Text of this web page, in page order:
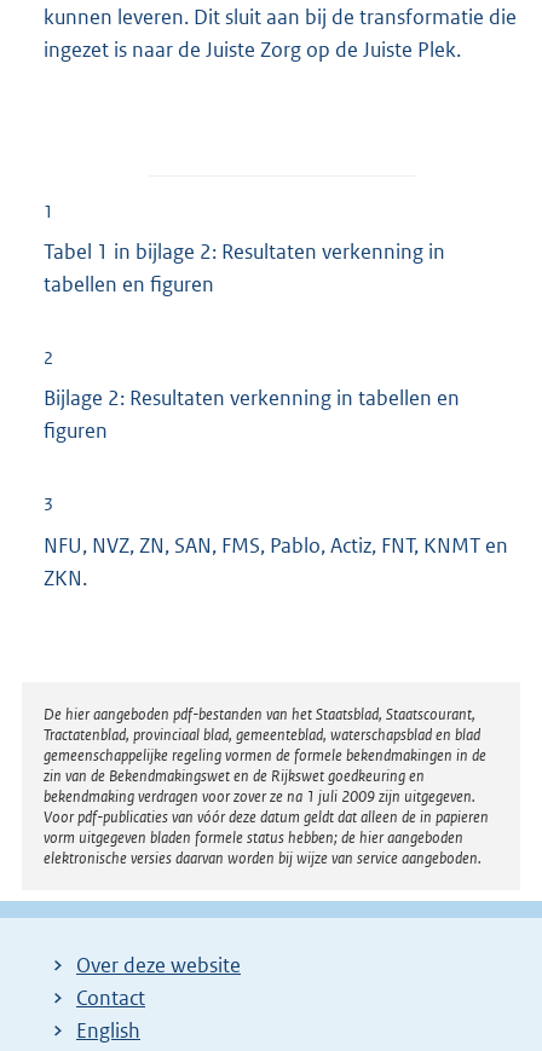
kunnen leveren. Dit sluit aan bij de transformatie die
ingezet is naar de Juiste Zorg op de Juiste Plek.
1
Tabel 1 in bijlage 2: Resultaten verkenning in
tabellen en figuren
2
Bijlage 2: Resultaten verkenning in tabellen en
figuren
3
NFU, NVZ, ZN, SAN, FMS, Pablo, Actiz, FNT, KNMT en
ZKN.
Disclaimer
De hier aangeboden pdf-bestanden van het Staatsblad, Staatscourant,
Tractatenblad, provinciaal blad, gemeenteblad, waterschapsblad en blad
gemeenschappelijke regeling vormen de formele bekendmakingen in de
zin van de Bekendmakingswet en de Rijkswet goedkeuring en
bekendmaking verdragen voor zover ze na 1 juli 2009 zijn uitgegeven.
Voor pdf-publicaties van vóór deze datum geldt dat alleen de in papieren
vorm uitgegeven bladen formele status hebben; de hier aangeboden
elektronische versies daarvan worden bij wijze van service aangeboden.
Over deze website
Contact
English